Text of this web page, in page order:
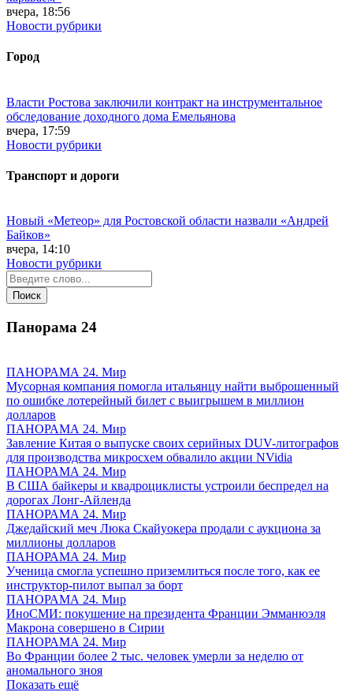
вчера, 18:56
Новости рубрики
Город
Власти Ростова заключили контракт на инструментальное
обследование доходного дома Емельянова
вчера, 17:59
Новости рубрики
Транспорт и дороги
Новый «Метеор» для Ростовской области назвали «Андрей
Байков»
вчера, 14:10
Новости рубрики
Панорама 24
ПАНОРАМА 24. Мир
Мусорная компания помогла итальянцу найти выброшенный
по ошибке лотерейный билет с выигрышем в миллион
долларов
ПАНОРАМА 24. Мир
Завление Китая о выпуске своих серийных DUV-литографов
для производства микросхем обвалило акции NVidia
ПАНОРАМА 24. Мир
В США байкеры и квадроциклисты устроили беспредел на
дорогах Лонг-Айленда
ПАНОРАМА 24. Мир
Джедайский меч Люка Скайуокера продали с аукциона за
миллионы долларов
ПАНОРАМА 24. Мир
Ученица смогла успешно приземлиться после того, как ее
инструктор-пилот выпал за борт
ПАНОРАМА 24. Мир
ИноСМИ: покушение на президента Франции Эмманюэля
Макрона совершено в Сирии
ПАНОРАМА 24. Мир
Во Франции более 2 тыс. человек умерли за неделю от
аномального зноя
Показать ещё